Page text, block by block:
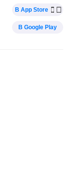
В App Store
В Google Play